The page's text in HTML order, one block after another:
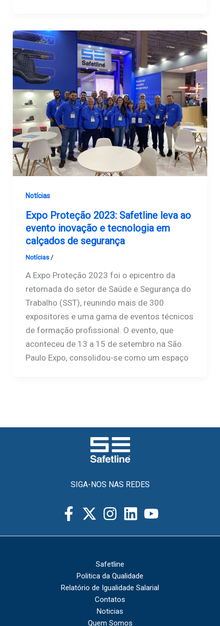
Notícias
Expo Proteção 2023: Safetline leva ao
evento inovação e tecnologia em
calçados de segurança
Notícias/
A Expo Proteção 2023 foi o epicentro da
retomada do setor de Saúde e Segurança do
Trabalho (SST), reunindo mais de 300
expositores e uma gama de eventos técnicos
de formação profissional. O evento, que
aconteceu de 13 a 15 de setembro na São
Paulo Expo, consolidou-se como um espaço
SIGA-NOS NAS REDES
Safetline
Politica da Qualidade
Relatório de Igualidade Salarial
Contatos
Noticias
Quem Somos